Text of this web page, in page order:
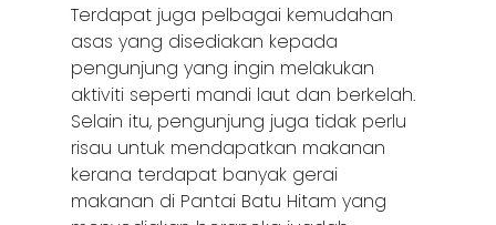
Terdapat juga pelbagai kemudahan
asas yang disediakan kepada
pengunjung yang ingin melakukan
aktiviti seperti mandi laut dan berkelah.
Selain itu, pengunjung juga tidak perlu
risau untuk mendapatkan makanan
kerana terdapat banyak gerai
makanan di Pantai Batu Hitam yang